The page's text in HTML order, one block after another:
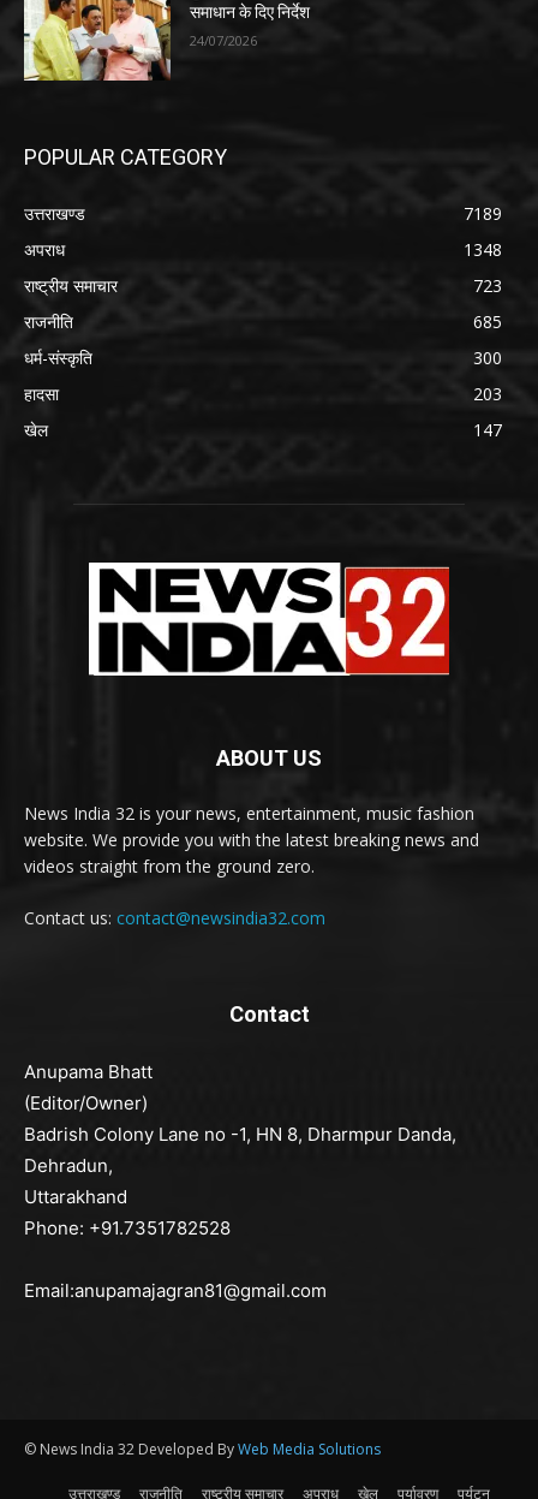
समाधान के दिए निर्देश
24/07/2026
POPULAR CATEGORY
उत्तराखण्ड
7189
अपराध
1348
राष्ट्रीय समाचार
723
राजनीति
685
धर्म-संस्कृति
300
हादसा
203
खेल
147
ABOUT US
News India 32 is your news, entertainment, music fashion
website. We provide you with the latest breaking news and
videos straight from the ground zero.
Contact us: contact@newsindia32.com
Contact
Anupama Bhatt
(Editor/Owner)
Badrish Colony Lane no -1, HN 8, Dharmpur Danda,
Dehradun,
Uttarakhand
Phone: +91.7351782528
Email:anupamajagran81@gmail.com
© News India 32 Developed ByWeb Media Solutions
उत्तराखण्ड राजनीति राष्ट्रीय समाचार अपराध खेल पर्यावरण पर्यटन